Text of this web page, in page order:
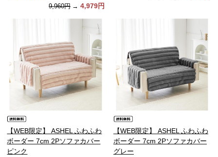
9,960円 → 4,979円
【WEB限定】 ASHEL ふわふわ
ボーダー 7cm 2Pソファカバー
ピンク
【WEB限定】 ASHEL ふわふわ
ボーダー 7cm 2Pソファカバー
グレー